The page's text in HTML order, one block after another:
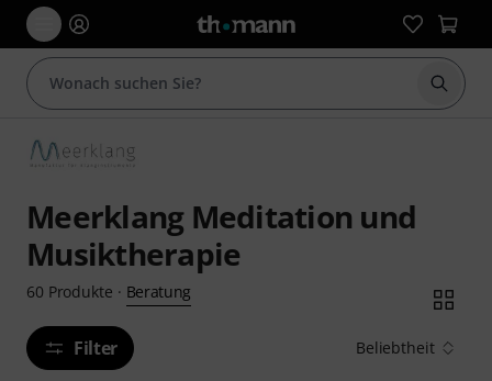
Suche
Meerklang Meditation und
Musiktherapie
60 Produkte · Beratung
Filter Beliebtheit